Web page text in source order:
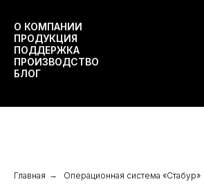
О КОМПАНИИ
ПРОДУКЦИЯ
ПОДДЕРЖКА
ПРОИЗВОДСТВО
БЛОГ
Главная → Операционная система «Стабур»